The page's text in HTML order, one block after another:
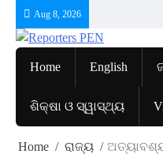
content
Aug 8, 2026
Home English
ଶିକ୍ଷା ଓ ସ୍ୱାସ୍ଥ୍ୟ
Home ରାଜ୍ୟ